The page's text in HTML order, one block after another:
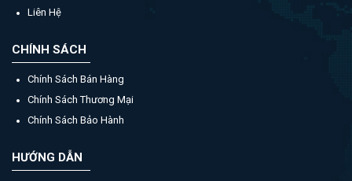
Liên Hệ
CHÍNH SÁCH
Chính Sách Bán Hàng
Chính Sách Thương Mại
Chính Sách Bảo Hành
HƯỚNG DẪN